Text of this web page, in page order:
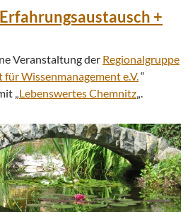
+
Veranstaltung der Regionalgruppe
für Wissenmanagement e.V. “
„ Lebenswertes Chemnitz